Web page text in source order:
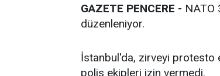
GAZETE PENCERE - NATO
düzenleniyor.
İstanbul'da, zirveyi protesto
polis ekipleri izin vermedi.